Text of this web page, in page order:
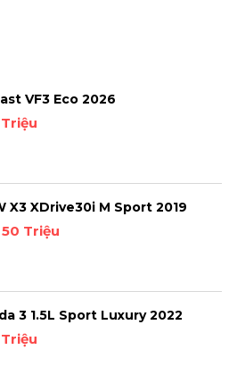
VF3 Eco 2026
X3 XDrive30i M Sport 2019
50 Triệu
3 1.5L Sport Luxury 2022